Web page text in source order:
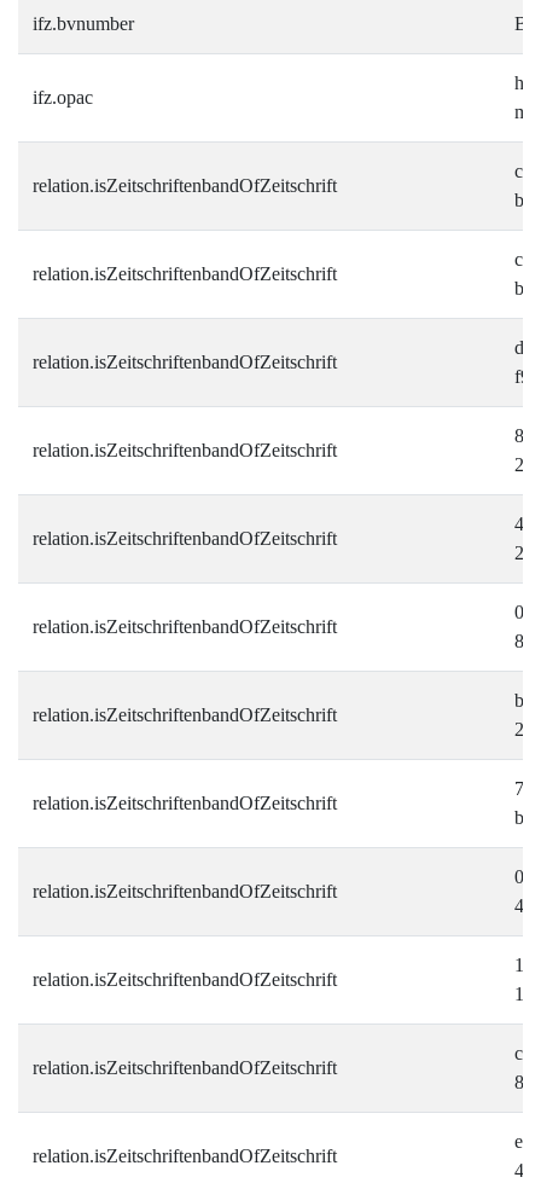
ifz.bvnumber
ifz.opac
relation.isZeitschriftenbandOfZeitschrift
relation.isZeitschriftenbandOfZeitschrift
relation.isZeitschriftenbandOfZeitschrift
relation.isZeitschriftenbandOfZeitschrift
relation.isZeitschriftenbandOfZeitschrift
relation.isZeitschriftenbandOfZeitschrift
relation.isZeitschriftenbandOfZeitschrift
relation.isZeitschriftenbandOfZeitschrift
relation.isZeitschriftenbandOfZeitschrift
relation.isZeitschriftenbandOfZeitschrift
relation.isZeitschriftenbandOfZeitschrift
relation.isZeitschriftenbandOfZeitschrift